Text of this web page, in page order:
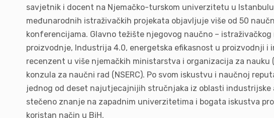
savjetnik i docent na Njemačko-turskom univerzitetu u
međunarodnih istraživačkih projekata objavljuje više od 50
konferencijama. Glavno težište njegovog naučno –
proizvodnje, Industrija 4.0, energetska efikasnost u proizvodnji
recenzent u više njemačkih ministarstva i organizacija za nauku
konzula za naučni rad (NSERC). Po svom iskustvu i naučnoj
jednog od deset najutjecajnijih stručnjaka iz oblasti industrijske
stečeno znanje na zapadnim univerzitetima i bogata iskustva
koristan način u BiH.